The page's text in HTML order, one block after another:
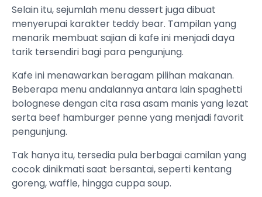
Selain itu, sejumlah menu dessert juga dibuat
menyerupai karakter teddy bear. Tampilan yang
menarik membuat sajian di kafe ini menjadi daya
tarik tersendiri bagi para pengunjung.
Kafe ini menawarkan beragam pilihan makanan.
Beberapa menu andalannya antara lain spaghetti
bolognese dengan cita rasa asam manis yang lezat
serta beef hamburger penne yang menjadi favorit
pengunjung.
Tak hanya itu, tersedia pula berbagai camilan yang
cocok dinikmati saat bersantai, seperti kentang
goreng, waffle, hingga cuppa soup.